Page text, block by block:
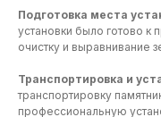
Подготовка места
установки было готово к
очистку и выравнивание
Транспортировка и
транспортировку
профессиональную